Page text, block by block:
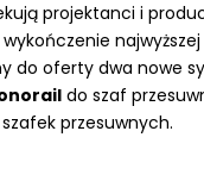
projektanci i
najwyższej
do oferty dwa nowe
do szaf
przesuwnych.